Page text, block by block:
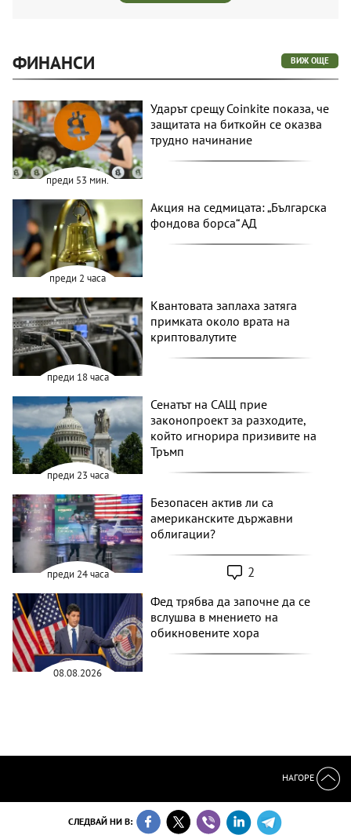
ФИНАНСИ ВИЖ ОЩЕ
преди 53 мин.
Ударът срещу Coinkite показа, че
защитата на биткойн се оказва
трудно начинание
преди 2 часа
Акция на седмицата: „Българска
фондова борса“ АД
преди 18 часа
Квантовата заплаха затяга
примката около врата на
криптовалутите
преди 23 часа
Сенатът на САЩ прие
законопроект за разходите,
който игнорира призивите на
Тръмп
преди 24 часа
Безопасен актив ли са
американските държавни
облигации?
2
08.08.2026
Фед трябва да започне да се
вслушва в мнението на
обикновените хора
НАГОРЕ
СЛЕДВАЙ НИ В: